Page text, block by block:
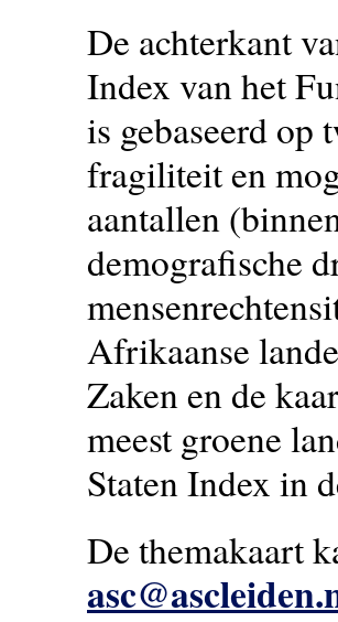
De achterkant
Index van het
is gebaseerd op
fragiliteit en
aantallen
demografische
Afrikaanse
Zaken en de
meest groene
Staten Index in
De themakaart